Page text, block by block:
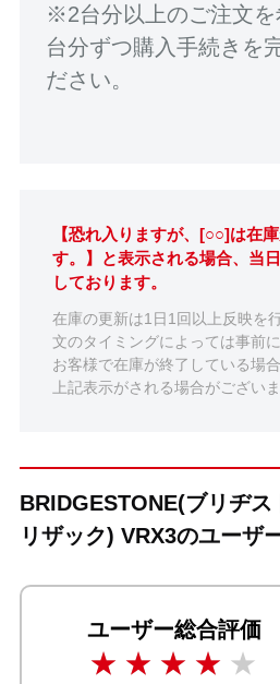
※2台分以上のご注文
台分ずつ購入手続きを
ださい。
【恐れ入りますが、[○○]は在
す。】と表示される場合、当
しております。
在庫の更新は1日1回以上反映を
文のタイミングによっては事前
お客様で在庫が終了している場
上記表示がされる場合がござい
BRIDGESTONE(ブリヂ
リザック) VRX3のユーザ
ユーザー総合評価